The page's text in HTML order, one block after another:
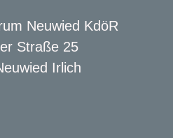
Neuwied KdöR
Straße 25
Irlich